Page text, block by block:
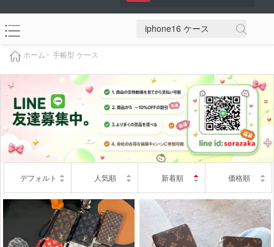
ホーム> 手帳型 ケース
デフォルト 人気順 新着順 価格順